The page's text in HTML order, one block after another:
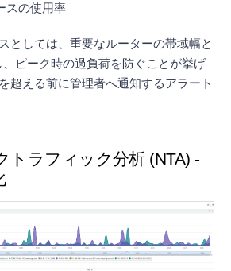
スの使用率
としては、重要なルーターの帯域幅と
ピーク時の過負荷を防ぐことが挙げ
超える前に管理者へ通知するアラート
トラフィック分析 (NTA) -